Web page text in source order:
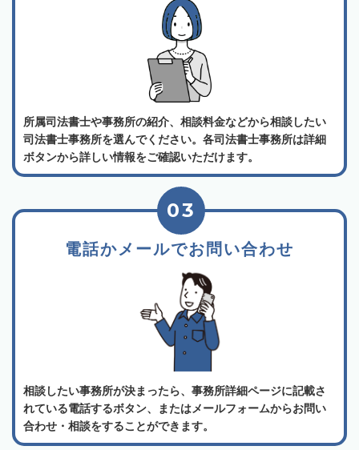
所属司法書士や事務所の紹介、相談料金などから相談したい
司法書士事務所を選んでください。各司法書士事務所は詳細
ボタンから詳しい情報をご確認いただけます。
電話かメールでお問い合わせ
03
相談したい事務所が決まったら、事務所詳細ページに記載さ
れている電話するボタン、またはメールフォームからお問い
合わせ・相談をすることができます。